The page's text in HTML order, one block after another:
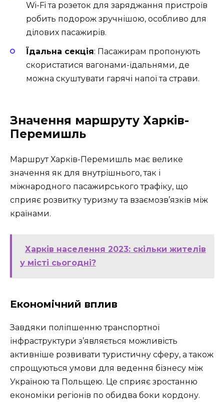
Wi-Fi та розеток для заряджання пристроїв
робить подорож зручнішою, особливо для
ділових пасажирів.
Їдальна секція: Пасажирам пропонують
скористатися вагонами-їдальнями, де
можна скуштувати гарячі напої та страви.
Значення маршруту Харків-
Перемишль
Маршрут Харків-Перемишль має велике
значення як для внутрішнього, так і
міжнародного пасажирського трафіку, що
сприяє розвитку туризму та взаємозв’язків між
країнами.
Харків населення 2023: скільки жителів
у місті сьогодні?
Економічний вплив
Завдяки поліпшенню транспортної
інфраструктури з’являється можливість
активніше розвивати туристичну сферу, а також
спрощуються умови для ведення бізнесу між
Україною та Польщею. Це сприяє зростанню
економіки регіонів по обидва боки кордону.